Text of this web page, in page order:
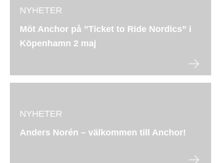
NYHETER
Möt Anchor på ”Ticket to Ride Nordics” i
Köpenhamn 2 maj
NYHETER
Anders Norén – välkommen till Anchor!